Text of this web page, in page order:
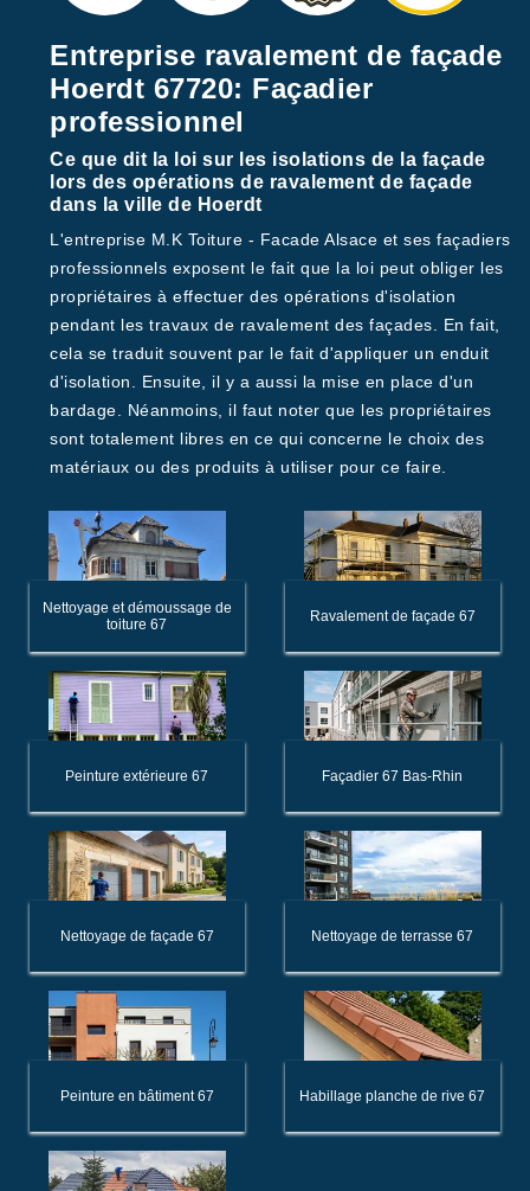
Entreprise ravalement de façade
Hoerdt 67720: Façadier
professionnel
Ce que dit la loi sur les isolations de la façade
lors des opérations de ravalement de façade
dans la ville de Hoerdt
L'entreprise M.K Toiture - Facade Alsace et ses façadiers
professionnels exposent le fait que la loi peut obliger les
propriétaires à effectuer des opérations d'isolation
pendant les travaux de ravalement des façades. En fait,
cela se traduit souvent par le fait d'appliquer un enduit
d'isolation. Ensuite, il y a aussi la mise en place d'un
bardage. Néanmoins, il faut noter que les propriétaires
sont totalement libres en ce qui concerne le choix des
matériaux ou des produits à utiliser pour ce faire.
Nettoyage et démoussage de
toiture 67
Ravalement de façade 67
Peinture extérieure 67 Façadier 67 Bas-Rhin
Nettoyage de façade 67 Nettoyage de terrasse 67
Peinture en bâtiment 67 Habillage planche de rive 67